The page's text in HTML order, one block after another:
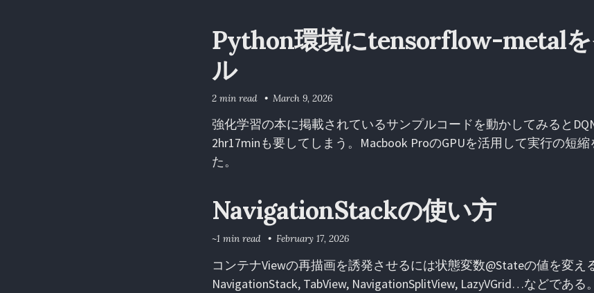
Python環境にtensorflow-metal
ル
強化学習の本に掲載されているサンプルコードを動かしてみると
2hr17minも要してしまう。Macbook ProのGPUを活用して実行の短
た。
2 min read March 9, 2026
NavigationStackの使い方
コンテナViewの再描画を誘発させるには状態変数@Stateの値を変え
NavigationStack, TabView, NavigationSplitView, LazyVGrid…などであ
~1 min read February 17, 2026